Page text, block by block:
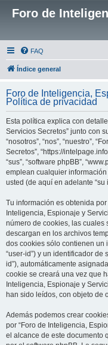
Foro de
FAQ
Índice general
Foro de Inteligencia,
Política de privacidad
Esta política explica con
Servicios Secretos” junto con
“nosotros”, “nos”, “nuestro”,
Secretos”, “https://
“sus”, “software phpBB”,
emplean cualquier
usted (de aquí en adelante “su
Tu información es obtenida
Inteligencia, Espionaje y
número de cookies, las cuales
descargan en los archivos
dos cookies sólo contienen un
“user-id”) y un identificador
id”), automáticamente
cookie se creará una vez que
Inteligencia, Espionaje y
han sido leídos, con objeto de
Además podemos crear
por “Foro de Inteligencia,
el alcance de este documento